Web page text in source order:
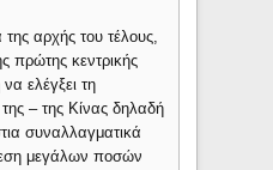
αρχής του τέλους,
πρώτης κεντρικής
ελέγξει τη
– της Κίνας δηλαδή
συναλλαγματικά
μεγάλων ποσών